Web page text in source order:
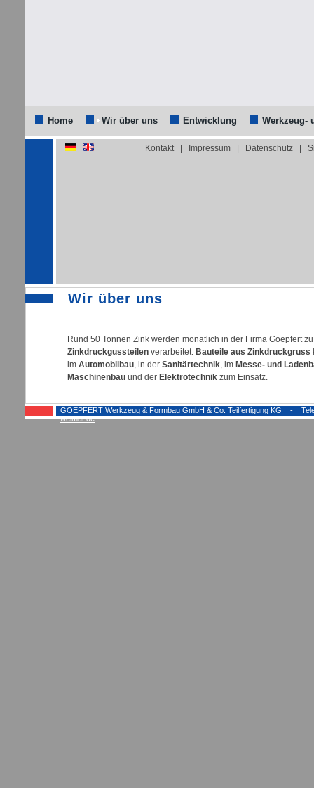
Home Wir über uns Entwicklung Werkzeug-
Kontakt| Impressum Datenschutz
Wir über uns
Rund 50 Tonnen Zink werden monatlich in der Firma Goepfert zu
Zinkdruckgussteilen verarbeitet. Bauteile aus Zinkdruckgruss
im Automobilbau, in der Sanitärtechnik, im Messe- und
Maschinenbau und der Elektrotechnik zum Einsatz.
GOEPFERT Werkzeug & Formbau GmbH & Co. Teilfertigung KG -
weimar.de